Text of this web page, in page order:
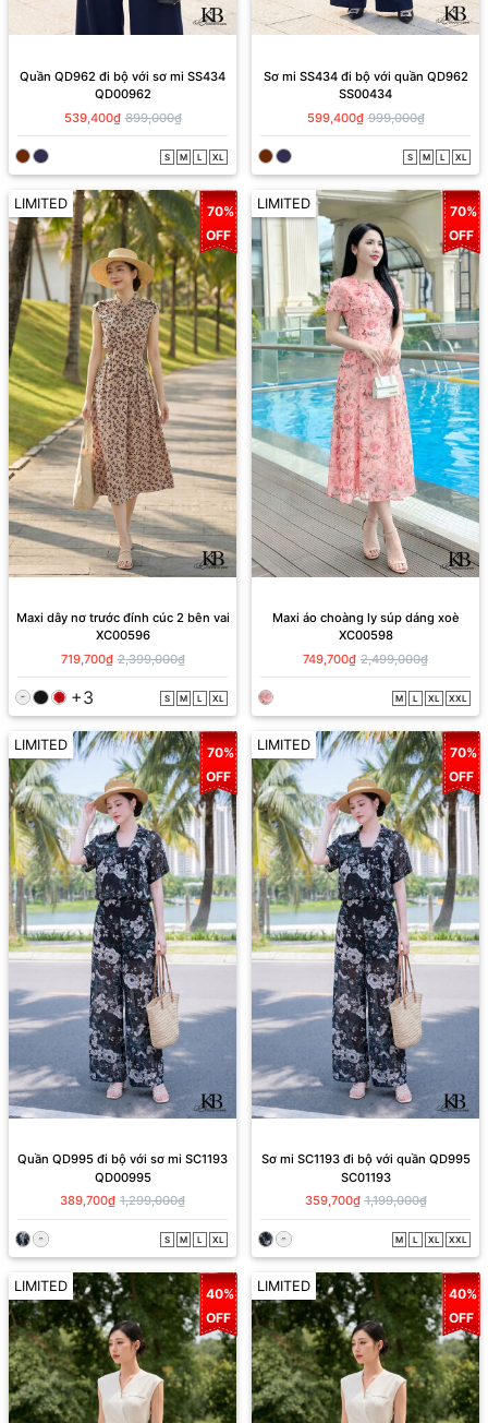
Quần QD962 đi bộ với sơ mi SS434
QD00962
539,400₫ 899,000₫
S M L XL
Sơ mi SS434 đi bộ với quần QD962
SS00434
599,400₫ 999,000₫
S M L XL
LIMITED
70%
OFF
Maxi dây nơ trước đính cúc 2 bên vai
XC00596
719,700₫ 2,399,000₫
+3 S M L XL
LIMITED
70%
OFF
Maxi áo choàng ly súp dáng xoè
XC00598
749,700₫ 2,499,000₫
M L XL XXL
LIMITED
70%
OFF
Quần QD995 đi bộ với sơ mi SC1193
QD00995
389,700₫ 1,299,000₫
S M L XL
LIMITED
70%
OFF
Sơ mi SC1193 đi bộ với quần QD995
SC01193
359,700₫ 1,199,000₫
M L XL XXL
LIMITED
40%
OFF
LIMITED
40%
OFF